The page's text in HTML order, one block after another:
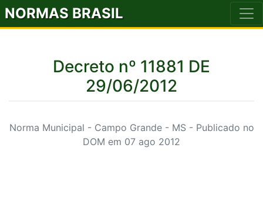
NORMAS BRASIL
Decreto nº 11881 DE
29/06/2012
Norma Municipal - Campo Grande - MS - Publicado no
DOM em 07 ago 2012